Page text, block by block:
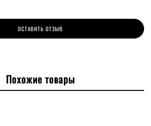
ОСТАВИТЬ ОТЗЫВ
Похожие товары